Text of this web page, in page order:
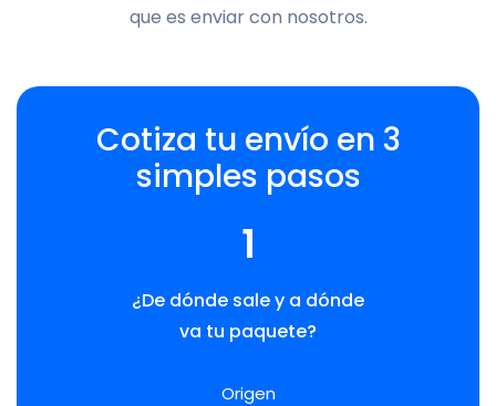
que es enviar con nosotros.
Cotiza tu envío en 3
simples pasos
1
¿De dónde sale y a dónde
va tu paquete?
Origen